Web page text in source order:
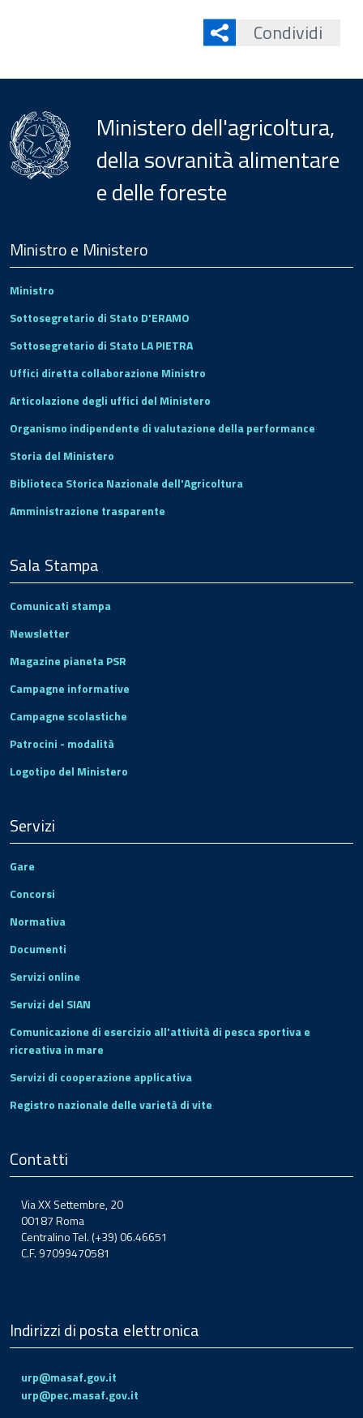
Condividi
Ministero dell'agricoltura,
della sovranità alimentare
e delle foreste
Footer
Ministro e Ministero
Ministro
Sottosegretario di Stato D'ERAMO
Sottosegretario di Stato LA PIETRA
Uffici diretta collaborazione Ministro
Articolazione degli uffici del Ministero
Organismo indipendente di valutazione della performance
Storia del Ministero
Biblioteca Storica Nazionale dell'Agricoltura
Amministrazione trasparente
Sala Stampa
Comunicati stampa
Newsletter
Magazine pianeta PSR
Campagne informative
Campagne scolastiche
Patrocini - modalità
Logotipo del Ministero
Servizi
Gare
Concorsi
Normativa
Documenti
Servizi online
Servizi del SIAN
Comunicazione di esercizio all'attività di pesca sportiva e
ricreativa in mare
Servizi di cooperazione applicativa
Registro nazionale delle varietà di vite
Contatti
Via XX Settembre, 20
00187 Roma
Centralino Tel. (+39) 06.46651
C.F. 97099470581
Indirizzi di posta elettronica
urp@masaf.gov.it
urp@pec.masaf.gov.it